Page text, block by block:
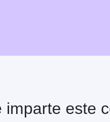
imparte este